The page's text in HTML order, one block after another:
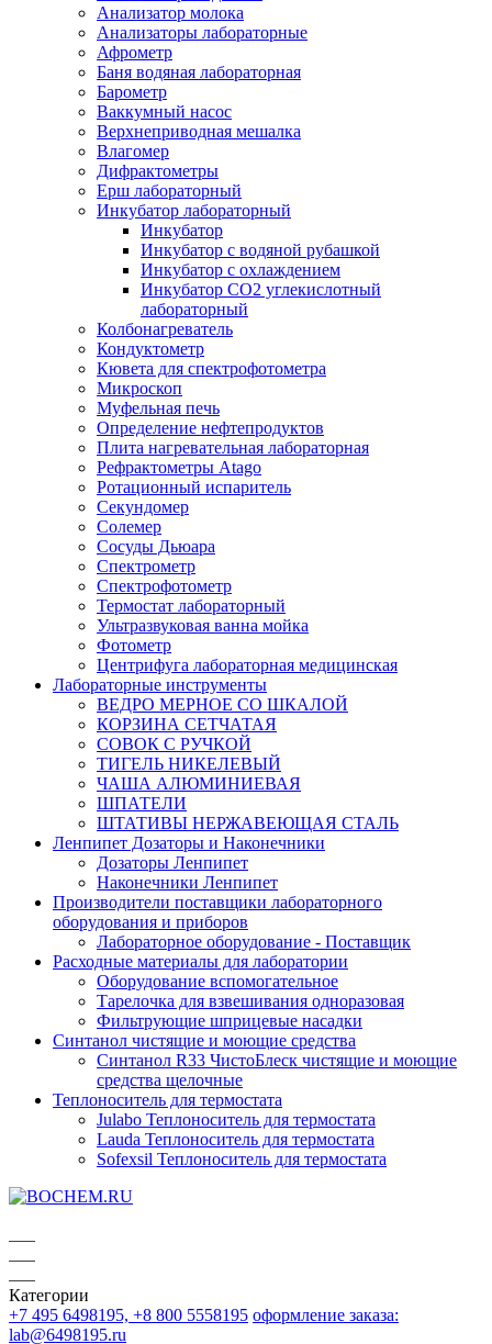
Анализатор молока
Анализаторы лабораторные
Афрометр
Баня водяная лабораторная
Барометр
Ваккумный насос
Верхнеприводная мешалка
Влагомер
Дифрактометры
Ерш лабораторный
Инкубатор лабораторный
Инкубатор
Инкубатор с водяной рубашкой
Инкубатор с охлаждением
Инкубатор СО2 углекислотный
лабораторный
Колбонагреватель
Кондуктометр
Кювета для спектрофотометра
Микроскоп
Муфельная печь
Определение нефтепродуктов
Плита нагревательная лабораторная
Рефрактометры Atago
Ротационный испаритель
Секундомер
Солемер
Сосуды Дьюара
Спектрометр
Спектрофотометр
Термостат лабораторный
Ультразвуковая ванна мойка
Фотометр
Центрифуга лабораторная медицинская
Лабораторные инструменты
ВЕДРО МЕРНОЕ СО ШКАЛОЙ
КОРЗИНА СЕТЧАТАЯ
СОВОК С РУЧКОЙ
ТИГЕЛЬ НИКЕЛЕВЫЙ
ЧАША АЛЮМИНИЕВАЯ
ШПАТЕЛИ
ШТАТИВЫ НЕРЖАВЕЮЩАЯ СТАЛЬ
Ленпипет Дозаторы и Наконечники
Дозаторы Ленпипет
Наконечники Ленпипет
Производители поставщики лабораторного
оборудования и приборов
Лабораторное оборудование - Поставщик
Расходные материалы для лаборатории
Оборудование вспомогательное
Тарелочка для взвешивания одноразовая
Фильтрующие шприцевые насадки
Синтанол чистящие и моющие средства
Синтанол R33 ЧистоБлеск чистящие и моющие
средства щелочные
Теплоноситель для термостата
Julabo Теплоноситель для термостата
Lauda Теплоноситель для термостата
Sofexsil Теплоноситель для термостата
Категории
+7 495 6498195, +8 800 5558195 оформление заказа:
lab@6498195.ru